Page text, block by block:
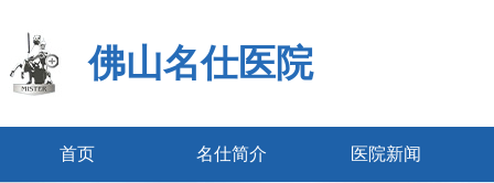
佛山名仕医院
首页 名仕简介 医院新闻